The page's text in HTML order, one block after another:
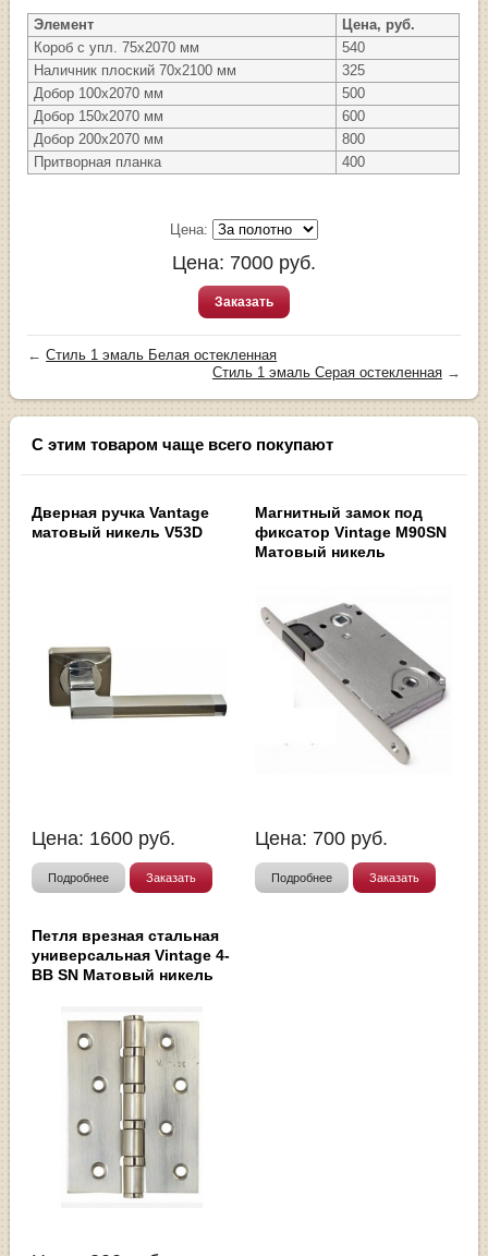
Элемент
Цена, руб.
Короб с упл. 75х2070 мм
540
Наличник плоский 70х2100 мм
325
Добор 100х2070 мм
500
Добор 150х2070 мм
600
Добор 200х2070 мм
800
Притворная планка
400
Цена:
Цена: 7000 руб.
Заказать
←Стиль 1 эмаль Белая остекленная
Стиль 1 эмаль Серая остекленная→
С этим товаром чаще всего покупают
Дверная ручка Vantage
матовый никель V53D
Цена: 1600 руб.
Подробнее Заказать
Магнитный замок под
фиксатор Vintage M90SN
Матовый никель
Цена: 700 руб.
Подробнее Заказать
Петля врезная стальная
универсальная Vintage 4-
BB SN Матовый никель